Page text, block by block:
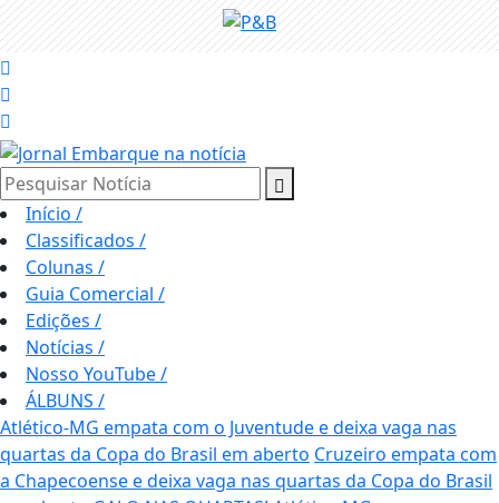
Pesquisar Notícia
Início /
Classificados /
Colunas /
Guia Comercial /
Edições /
Notícias /
Nosso YouTube/
ÁLBUNS /
Atlético-MG empata com o Juventude e deixa vaga nas
quartas da Copa do Brasil em aberto Cruzeiro empata com
a Chapecoense e deixa vaga nas quartas da Copa do Brasil